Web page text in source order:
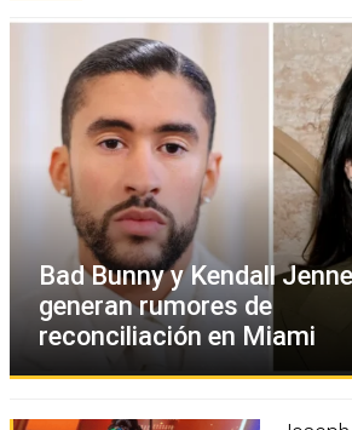
Bad Bunny y Kendall
generan rumores de
reconciliación en Miami